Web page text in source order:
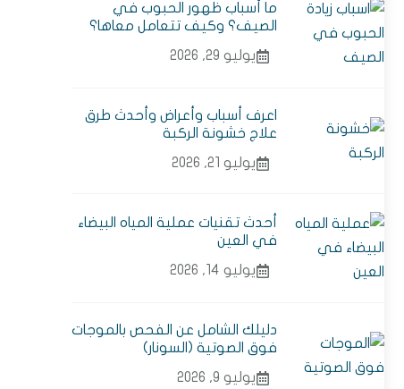
ما أسباب ظهور الحبوب في
الصيف؟ وكيف تتعامل معاها؟
يوليو 29, 2026
اعرف أسباب وأعراض وأحدث طرق
علاج خشونة الركبة
يوليو 21, 2026
أحدث تقنيات عملية المياه البيضاء
في العين
يوليو 14, 2026
دليلك الشامل عن الفحص بالموجات
فوق الصوتية (السونار)
يوليو 9, 2026